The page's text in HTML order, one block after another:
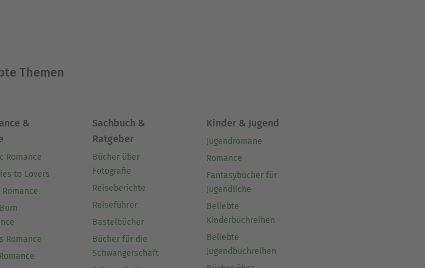
Themen
&
Romance
to Lovers
Romance
Romance
Sachbuch &
Ratgeber
Bücher über
Fotografie
Reiseberichte
Reiseführer
Bastelbücher
Bücher für die
Schwangerschaft
Kinder & Jugend
Jugendromane
Romance
Fantasybücher für
Jugendliche
Beliebte
Kinderbuchreihen
Beliebte
Jugendbuchreihen